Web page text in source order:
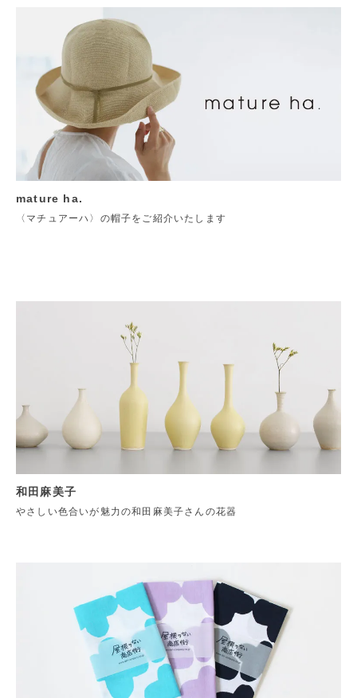
mature ha.
〈マチュアーハ〉の帽子をご紹介いたします
和田麻美子
やさしい色合いが魅力の和田麻美子さんの花器